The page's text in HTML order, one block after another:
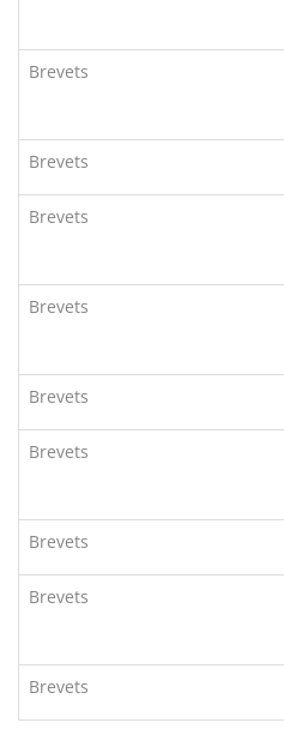
Brevets
Brevets
Brevets
Brevets
Brevets
Brevets
Brevets
Brevets
Brevets